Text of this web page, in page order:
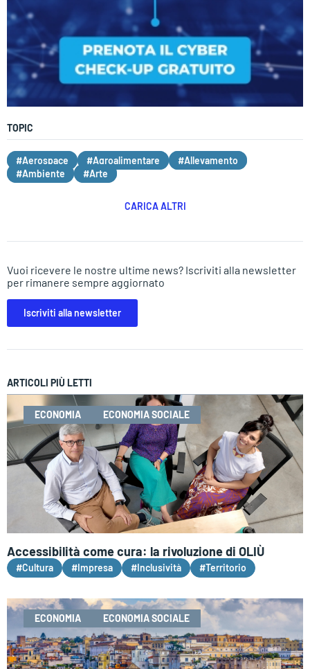
TOPIC
#Aerospace #Agroalimentare
#Allevamento
#Ambiente
#Arte
CARICA ALTRI
Vuoi ricevere le nostre ultime news? Iscriviti alla newsletter
per rimanere sempre aggiornato
Iscriviti alla newsletter
ARTICOLI PIÙ LETTI
ECONOMIA ECONOMIA SOCIALE
Accessibilità come cura: la rivoluzione di OLIÙ
#Cultura #Impresa #Inclusività #Territorio
ECONOMIA ECONOMIA SOCIALE